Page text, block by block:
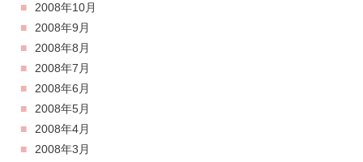
2008年10月
2008年9月
2008年8月
2008年7月
2008年6月
2008年5月
2008年4月
2008年3月